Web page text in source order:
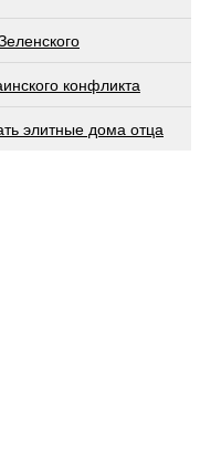
конфликта
элитные дома отца